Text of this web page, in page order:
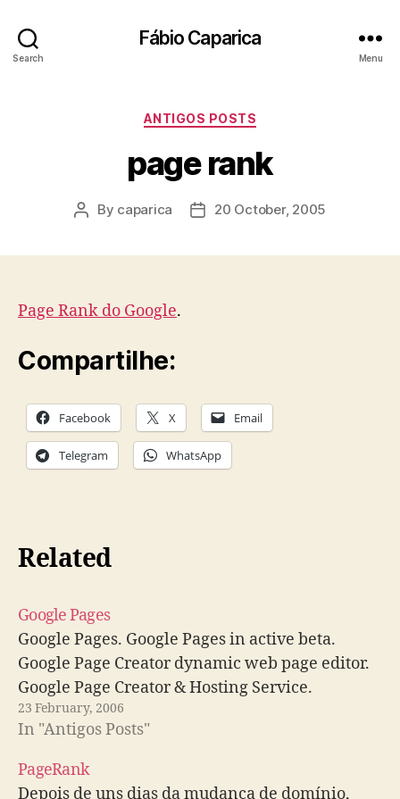
Search
Fábio Caparica
Menu
Categories
ANTIGOS POSTS
page rank
Post
By caparica
Post20 October, 2005
Page Rank do Google.
Compartilhe:
Facebook X Email
Telegram WhatsApp
Related
Google Pages
Google Pages. Google Pages in active beta.
Google Page Creator dynamic web page editor.
Google Page Creator & Hosting Service.
23 February, 2006
In "Antigos Posts"
PageRank
Depois de uns dias da mudança de domínio,